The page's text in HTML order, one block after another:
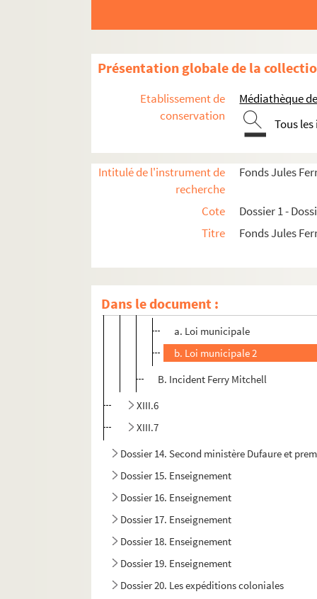
Présentation globale de la
Etablissement de
conservation
Médiathèque
Tous
Intitulé de l'instrument de
recherche
Fonds Jules
Cote
Dossier 1 -
Titre
Fonds Jules
Dans le document :
Dossier 8. Travaux personnels
Dossier 9. Jules Ferry journaliste et Député
Dossier 10. Jules Ferry député au corps
Dossier 11. Jules Ferry Maire de Paris
Dossier 12. Déposition sur le 18 mars 1871
Dossier 13. L’Assemblée Nationale
XIII.1
A. Organisation municipale
a. Loi municipale
b. Loi municipale 2
B. Incident Ferry Mitchell
XIII.6
XIII.7
Dossier 14. Second ministère Dufaure et
Dossier 15. Enseignement
Dossier 16. Enseignement
Dossier 17. Enseignement
Dossier 18. Enseignement
Dossier 19. Enseignement
Dossier 20. Les expéditions coloniales